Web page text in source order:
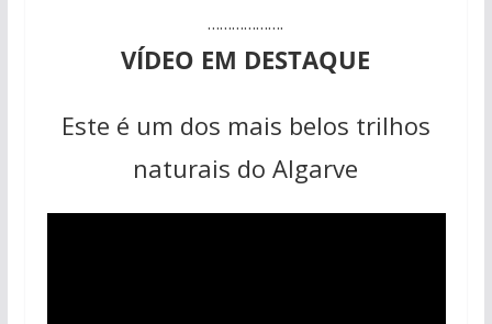
……………….
VÍDEO EM DESTAQUE
Este é um dos mais belos trilhos
naturais do Algarve